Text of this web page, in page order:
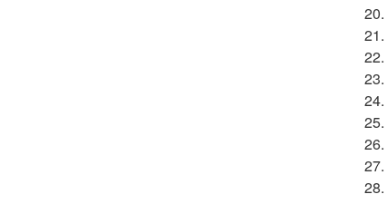
20.
21.
22.
23.
24.
25.
26.
27.
28.